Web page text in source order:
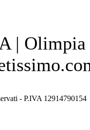
|
- P.IVA 12914790154